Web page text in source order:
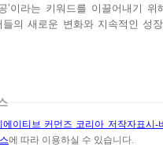
’이라는 키워드를 이끌어내기 위
의 새로운 변화와 지속적인 성
에이티브 커먼즈 코리아 저작자표시-
에 따라 이용하실 수 있습니다.